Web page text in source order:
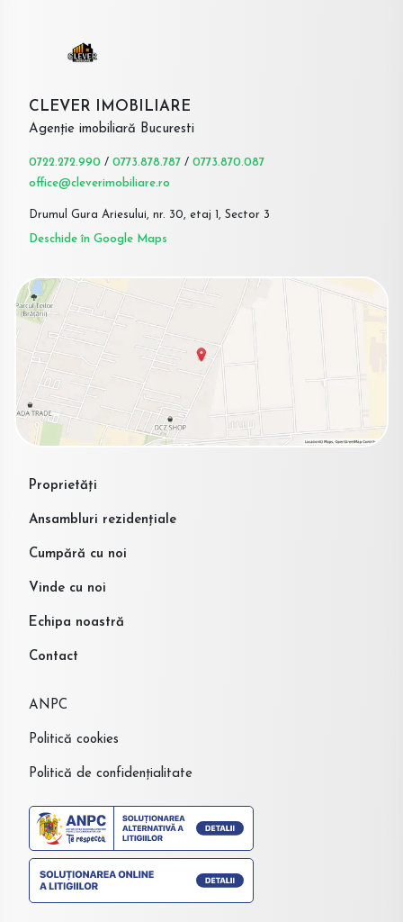
CLEVER IMOBILIARE
Agenție imobiliară Bucuresti
0722.272.990 / 0773.878.787 / 0773.870.087
office@cleverimobiliare.ro
Drumul Gura Ariesului, nr. 30, etaj 1, Sector 3
Deschide în Google Maps
Proprietăți
Ansambluri rezidențiale
Cumpără cu noi
Vinde cu noi
Echipa noastră
Contact
ANPC
Politică cookies
Politică de confidențialitate